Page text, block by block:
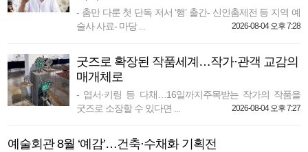
- 춤만 다룬 첫 단독 저서 ‘행’ 출간- 신인춤제전 등 지역 예
술사 사료- 마당 ...
2026-08-04 오후 7:28
굿즈로 확장된 작품세계…작가·관객 교감의
매개체로
- 엽서·키링 등 다채…16일까지주목받는 작가의 작품을
굿즈로 소장할 수 있다면 ...
2026-08-04 오후 7:27
예술회관 8월 ‘예감’…건축·수채화 기획전